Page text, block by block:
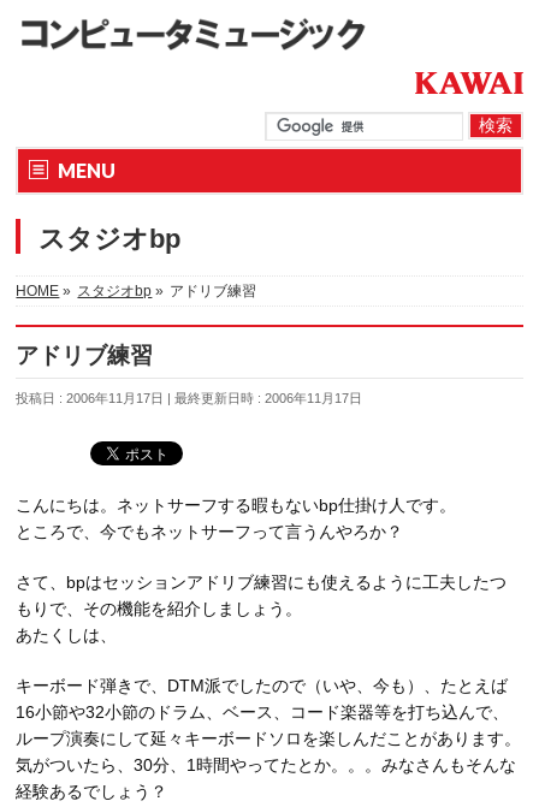
MENU
スタジオbp
HOME » スタジオbp » アドリブ練習
アドリブ練習
投稿日 : 2006年11月17日 最終更新日時 : 2006年11月17日
こんにちは。ネットサーフする暇もないbp仕掛け人です。
ところで、今でもネットサーフって言うんやろか？
さて、bpはセッションアドリブ練習にも使えるように工夫したつ
もりで、その機能を紹介しましょう。
あたくしは、
キーボード弾きで、DTM派でしたので（いや、今も）、たとえば
16小節や32小節のドラム、ベース、コード楽器等を打ち込んで、
ループ演奏にして延々キーボードソロを楽しんだことがあります。
気がついたら、30分、1時間やってたとか。。。みなさんもそんな
経験あるでしょう？